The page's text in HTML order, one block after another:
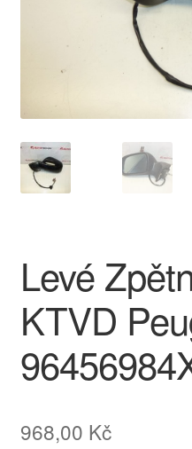
Obchodní podmínky
Platby
Reklamace
Reklamační řád
Vrakoviště Citroën
Levé
KTVD
968,00 Kč